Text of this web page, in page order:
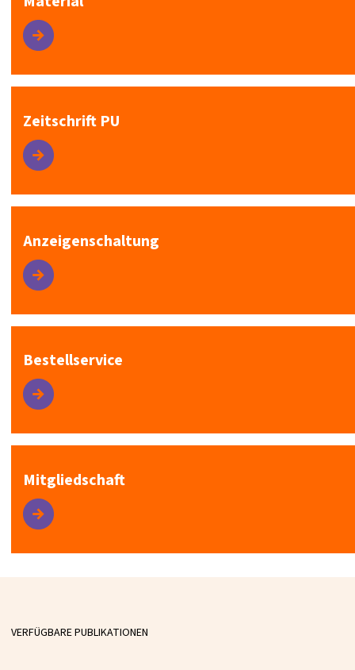
Zeitschrift PU
Anzeigenschaltung
Bestellservice
Mitgliedschaft
VERFÜGBARE PUBLIKATIONEN